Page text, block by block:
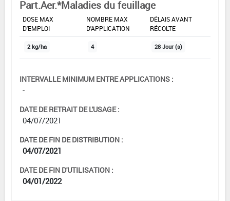
Part.Aer.*Maladies du feuillage
DOSE MAX
D'EMPLOI
NOMBRE MAX
D'APPLICATION
DÉLAIS AVANT
RÉCOLTE
2 kg/ha 4 28 Jour (s)
INTERVALLE MINIMUM ENTRE APPLICATIONS :
-
DATE DE RETRAIT DE L'USAGE :
04/07/2021
DATE DE FIN DE DISTRIBUTION :
04/07/2021
DATE DE FIN D'UTILISATION :
04/01/2022